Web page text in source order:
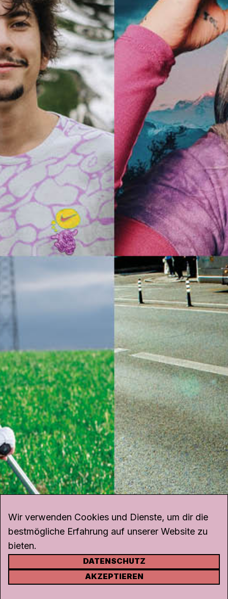
Spotify
Liebe Grüsse
Shannie + Pik
KONTAKT
Wir verwenden Cookies und Dienste, um dir die
bestmögliche Erfahrung auf unserer Website zu
bieten.
DATENSCHUTZ
AKZEPTIEREN